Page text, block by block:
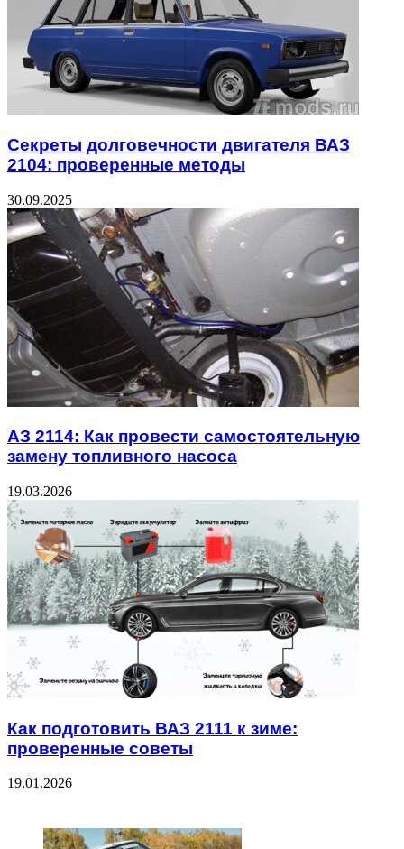
Секреты долговечности двигателя ВАЗ
2104: проверенные методы
30.09.2025
АЗ 2114: Как провести самостоятельную
замену топливного насоса
19.03.2026
Как подготовить ВАЗ 2111 к зиме:
проверенные советы
19.01.2026